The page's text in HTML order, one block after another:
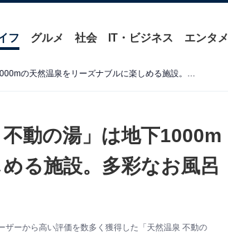
フ グルメ 社会 IT・ビジネス エンタメ
【大阪府の人気銭湯】「天然温泉 不動の湯」は地下1000mの天然温泉をリーズナブルに楽しめる施設。多彩なお風呂とサウナでリラックス
不動の湯」は地下1000m
る施設。多彩なお風呂
ーから高い評価を数多く獲得した「天然温泉 不動の